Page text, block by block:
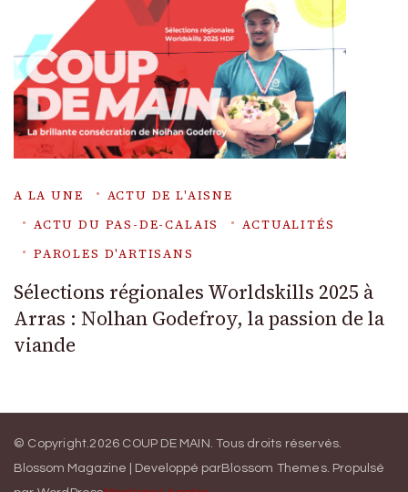
A LA UNE
ACTU DE L'AISNE
ACTU DU PAS-DE-CALAIS
ACTUALITÉS
PAROLES D'ARTISANS
Sélections régionales Worldskills 2025 à
Arras : Nolhan Godefroy, la passion de la
viande
© Copyright.2026 COUP DE MAIN . Tous droits réservés.
Blossom Magazine | Developpé parBlossom Themes. Propulsé